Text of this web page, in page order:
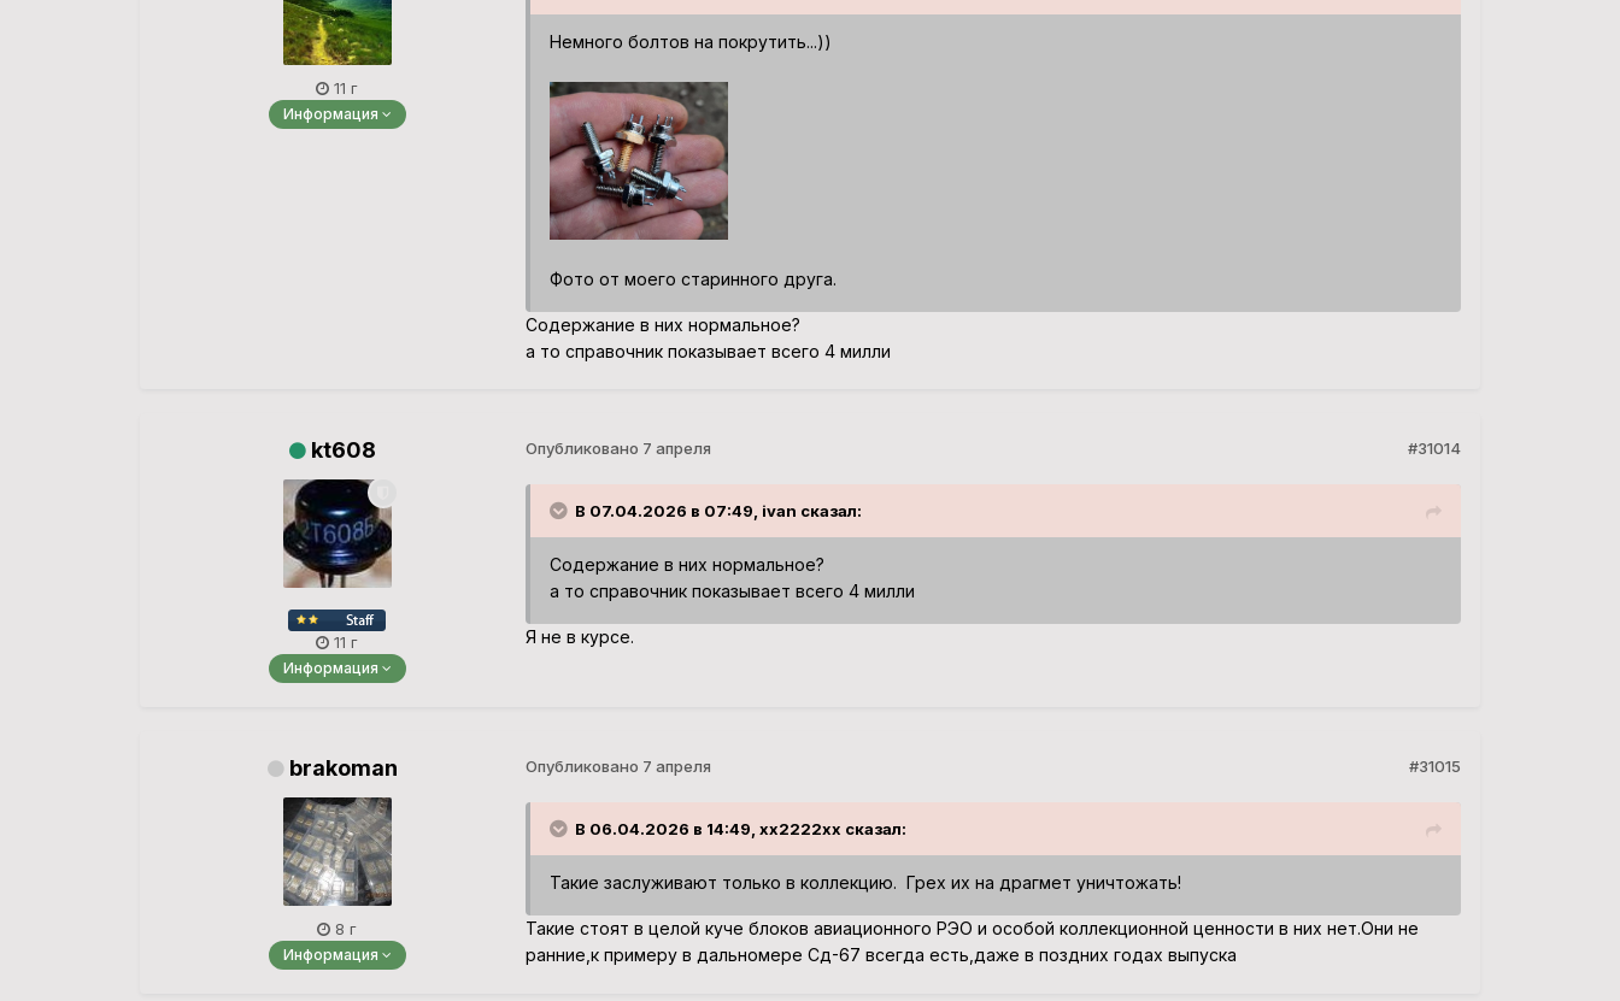
11 г
Информация
Немного болтов на покрутить...))
Фото от моего старинного друга.
Содержание в них нормальное?
а то справочник показывает всего 4 милли
kt608
11 г
Информация
#31014
Опубликовано 7 апреля
В 07.04.2026 в 07:49, ivan сказал:
Содержание в них нормальное?
а то справочник показывает всего 4 милли
Я не в курсе.
brakoman
8 г
Информация
#31015
Опубликовано 7 апреля
В 06.04.2026 в 14:49, xx2222xx сказал:
Такие заслуживают только в коллекцию. Грех их на драгмет уничтожать!
Такие стоят в целой куче блоков авиационного РЭО и особой коллекционной ценности в них нет.Они не
ранние,к примеру в дальномере Сд-67 всегда есть,даже в поздних годах выпуска